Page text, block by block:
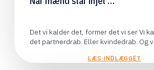
Det vi kalder det, former det vi ser Vi
det partnerdrab. Eller kvindedrab. Og
LÆS INDLÆGGET